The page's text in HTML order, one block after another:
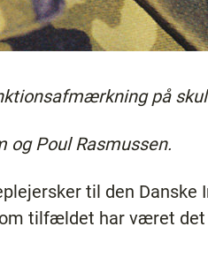
på
og Poul Rasmussen.
til den
tilfældet har været